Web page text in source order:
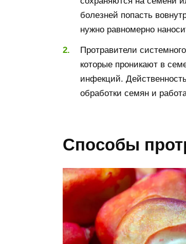
болезней попасть
нужно равномерно
Протравители
которые проникают в
инфекций.
обработки семян и
Способы